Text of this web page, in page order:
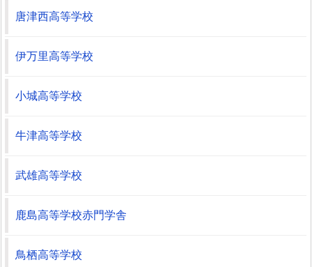
唐津西高等学校
伊万里高等学校
小城高等学校
牛津高等学校
武雄高等学校
鹿島高等学校赤門学舎
鳥栖高等学校